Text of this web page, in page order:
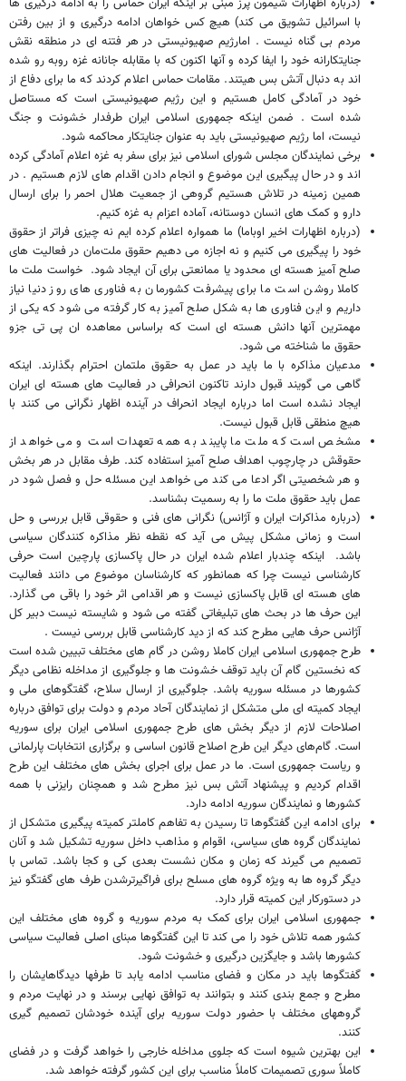
با اسرائیل تشویق می کند) هیچ کس خواهان ادامه درگیری و از بین رفتن
مردم بی گناه نیست . امارژیم صهیونیستی در هر فتنه ای در منطقه نقش
جنایتکارانه خود را ایفا کرده و آنها اکنون که با مقابله جانانه غزه روبه رو شده
اند به دنبال آتش بس هیتند. مقامات حماس اعلام کردند که ما برای دفاع از
خود در آمادگی کامل هستیم و این رژیم صهیونیستی است که مستاصل
شده است . ضمن اینکه جمهوری اسلامی ایران طرفدار خشونت و جنگ
نیست، اما رژیم صهیونیستی باید به عنوان جنایتکار محاکمه شود.
برخی نمایندگان مجلس شورای اسلامی نیز برای سفر به غزه اعلام آمادگی کرده
اند و در حال پیگیری این موضوع و انجام دادن اقدام های لازم هستیم . در
همین زمینه در تلاش هستیم گروهی از جمعیت هلال احمر را برای ارسال
دارو و کمک های انسان دوستانه، آماده اعزام به غزه کنیم.
(درباره اظهارات اخیر اوباما) ما همواره اعلام کرده ایم نه چیزی فراتر از حقوق
خود را پیگیری می کنیم و نه اجازه می دهیم حقوق ملت‌مان در فعالیت های
صلح آمیز هسته ای محدود یا ممانعتی برای آن ایجاد شود. خواست ملت ما
کاملا روشن است ما برای پیشرفت کشورمان به فناوری های روز دنیا نیاز
داریم و این فناوری ها به شکل صلح آمیز به کار گرفته می شود که یکی از
مهمترین آنها دانش هسته ای است که براساس معاهده ان پی تی جزو
حقوق ما شناخته می شود.
مدعیان مذاکره با ما باید در عمل به حقوق ملتمان احترام بگذارند. اینکه
گاهی می گویند قبول دارند تاکنون انحرافی در فعالیت های هسته ای ایران
ایجاد نشده است اما درباره ایجاد انحراف در آینده اظهار نگرانی می کنند با
هیچ منطقی قابل قبول نیست.
مشخص است که ملت ما پایبند به همه تعهدات است و می خواهد از
حقوقش در چارچوب اهداف صلح آمیز استفاده کند. طرف مقابل در هر بخش
و هر شخصیتی اگر ادعا می کند می خواهد این مسئله حل و فصل شود در
عمل باید حقوق ملت ما را به رسمیت بشناسد.
(درباره مذاکرات ایران و آژانس) نگرانی های فنی و حقوقی قابل بررسی و حل
است و زمانی مشکل پیش می آید که نقطه نظر مذاکره کنندگان سیاسی
باشد. اینکه چندبار اعلام شده ایران در حال پاکسازی پارچین است حرفی
کارشناسی نیست چرا که همانطور که کارشناسان موضوع می دانند فعالیت
های هسته ای قابل پاکسازی نیست و هر اقدامی اثر خود را باقی می گذارد.
این حرف ها در بحث های تبلیغاتی گفته می شود و شایسته نیست دبیر کل
آژانس حرف هایی مطرح کند که از دید کارشناسی قابل بررسی نیست .
طرح جمهوری اسلامی ایران کاملا روشن در گام های مختلف تبیین شده است
که نخستین گام آن باید توقف خشونت ها و جلوگیری از مداخله نظامی دیگر
کشورها در مسئله سوریه باشد. جلوگیری از ارسال سلاح، گفتگوهای ملی و
ایجاد کمیته ای ملی متشکل از نمایندگان آحاد مردم و دولت برای توافق درباره
اصلاحات لازم از دیگر بخش های طرح جمهوری اسلامی ایران برای سوریه
است. گام‌های دیگر این طرح اصلاح قانون اساسی و برگزاری انتخابات پارلمانی
و ریاست جمهوری است. ما در عمل برای اجرای بخش های مختلف این طرح
اقدام کردیم و پیشنهاد آتش بس نیز مطرح شد و همچنان رایزنی با همه
کشورها و نمایندگان سوریه ادامه دارد.
برای ادامه این گفتگوها تا رسیدن به تفاهم کاملتر کمیته پیگیری متشکل از
نمایندگان گروه های سیاسی، اقوام و مذاهب داخل سوریه تشکیل شد و آنان
تصمیم می گیرند که زمان و مکان نشست بعدی کی و کجا باشد. تماس با
دیگر گروه ها به ویژه گروه های مسلح برای فراگیرترشدن طرف های گفتگو نیز
در دستورکار این کمیته قرار دارد.
جمهوری اسلامی ایران برای کمک به مردم سوریه و گروه های مختلف این
کشور همه تلاش خود را می کند تا این گفتگوها مبنای اصلی فعالیت سیاسی
کشورها باشد و جایگزین درگیری و خشونت شود.
گفتگوها باید در مکان و فضای مناسب ادامه یابد تا طرفها دیدگاهایشان را
مطرح و جمع بندی کنند و بتوانند به توافق نهایی برسند و در نهایت مردم و
گروههای مختلف با حضور دولت سوریه برای آینده خودشان تصمیم گیری
کنند.
این بهترین شیوه است که جلوی مداخله خارجی را خواهد گرفت و در فضای
کاملاً سوری تصمیمات کاملاً مناسب برای این کشور گرفته خواهد شد.